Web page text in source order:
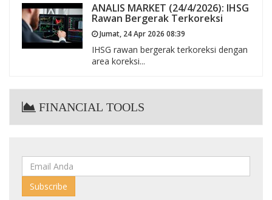
ANALIS MARKET (24/4/2026): IHSG
Rawan Bergerak Terkoreksi
Jumat, 24 Apr 2026 08:39
IHSG rawan bergerak terkoreksi dengan
area koreksi...
FINANCIAL TOOLS